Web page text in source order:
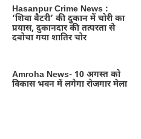
Hasanpur Crime News :
‘शिवा बैटरी’ की दुकान में चोरी का
प्रयास, दुकानदार की तत्परता से
दबोचा गया शातिर चोर
Amroha News- 10 अगस्त को
विकास भवन में लगेगा रोजगार मेला